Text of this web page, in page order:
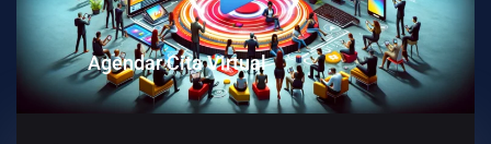
Plugins
Themes
Template Kits
Agendar Cita Virtual